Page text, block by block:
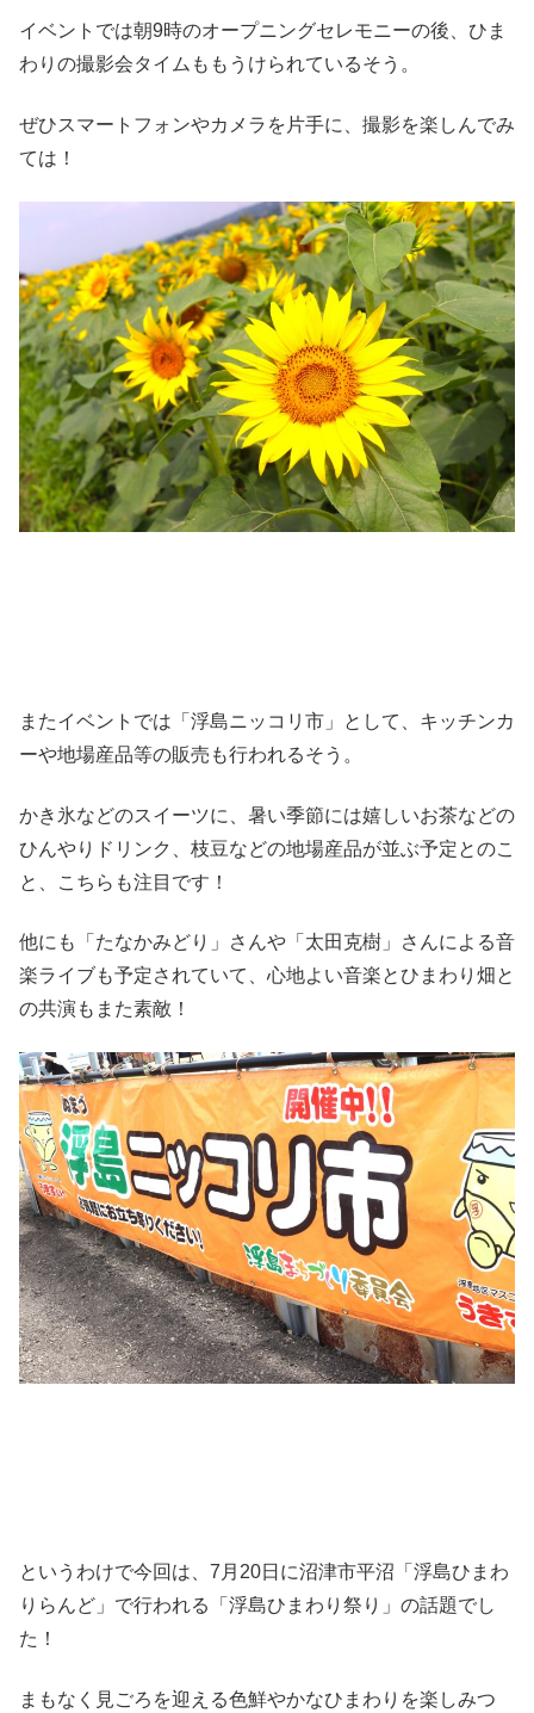
イベントでは朝9時のオープニングセレモニーの後、ひま
わりの撮影会タイムももうけられているそう。
ぜひスマートフォンやカメラを片手に、撮影を楽しんでみ
ては！
またイベントでは「浮島ニッコリ市」として、キッチンカ
ーや地場産品等の販売も行われるそう。
かき氷などのスイーツに、暑い季節には嬉しいお茶などの
ひんやりドリンク、枝豆などの地場産品が並ぶ予定とのこ
と、こちらも注目です！
他にも「たなかみどり」さんや「太田克樹」さんによる音
楽ライブも予定されていて、心地よい音楽とひまわり畑と
の共演もまた素敵！
というわけで今回は、7月20日に沼津市平沼「浮島ひまわ
りらんど」で行われる「浮島ひまわり祭り」の話題でし
た！
まもなく見ごろを迎える色鮮やかなひまわりを楽しみつ